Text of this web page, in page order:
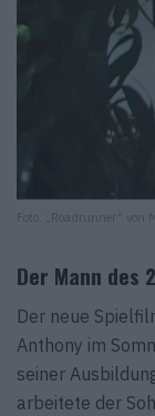
Foto: „Roadrunner“ von
Der Mann des
Der neue
Anthony im
seiner
arbeitete der